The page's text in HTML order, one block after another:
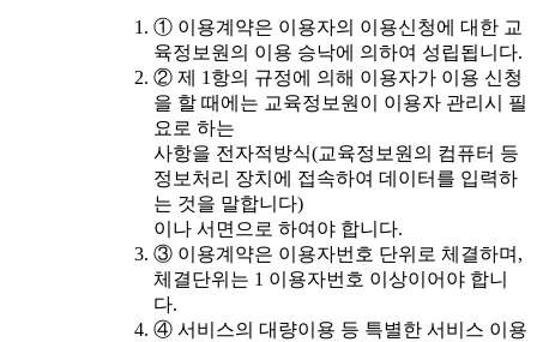
① 이용계약은 이용자의 이용신청에 대한 교
육정보원의 이용 승낙에 의하여 성립됩니다.
② 제 1항의 규정에 의해 이용자가 이용 신청
을 할 때에는 교육정보원이 이용자 관리시 필
요로 하는
사항을 전자적방식(교육정보원의 컴퓨터 등
정보처리 장치에 접속하여 데이터를 입력하
는 것을 말합니다)
이나 서면으로 하여야 합니다.
③ 이용계약은 이용자번호 단위로 체결하며,
체결단위는 1 이용자번호 이상이어야 합니
다.
④ 서비스의 대량이용 등 특별한 서비스 이용